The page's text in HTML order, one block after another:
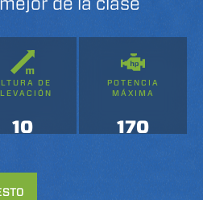
DE
10
POTENCIA
MÁXIMA
170